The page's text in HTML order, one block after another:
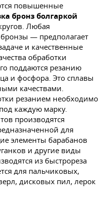
повышенные
бронз болгаркой
Любая
— предполагает
и качественные
обработки
поддаются резанию
и фосфора. Это сплавы
качествами.
резанием необходимо
каждую марку.
производятся
для
элементы барабанов
и другие виды
из быстрореза
для пальчиковых,
дисковых пил, лерок